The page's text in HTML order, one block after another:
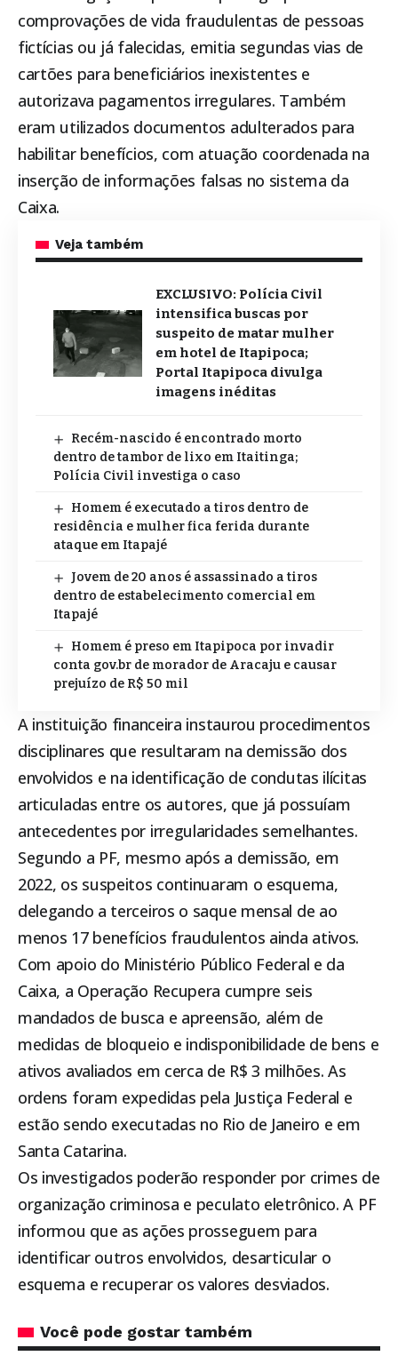
comprovações de vida fraudulentas de pessoas
fictícias ou já falecidas, emitia segundas vias de
cartões para beneficiários inexistentes e
autorizava pagamentos irregulares. Também
eram utilizados documentos adulterados para
habilitar benefícios, com atuação coordenada na
inserção de informações falsas no sistema da
Caixa.
Veja também
EXCLUSIVO: Polícia Civil
intensifica buscas por
suspeito de matar mulher
em hotel de Itapipoca;
Portal Itapipoca divulga
imagens inéditas
Recém-nascido é encontrado morto
dentro de tambor de lixo em Itaitinga;
Polícia Civil investiga o caso
Homem é executado a tiros dentro de
residência e mulher fica ferida durante
ataque em Itapajé
Jovem de 20 anos é assassinado a tiros
dentro de estabelecimento comercial em
Itapajé
Homem é preso em Itapipoca por invadir
conta gov.br de morador de Aracaju e causar
prejuízo de R$ 50 mil
A instituição financeira instaurou procedimentos
disciplinares que resultaram na demissão dos
envolvidos e na identificação de condutas ilícitas
articuladas entre os autores, que já possuíam
antecedentes por irregularidades semelhantes.
Segundo a PF, mesmo após a demissão, em
2022, os suspeitos continuaram o esquema,
delegando a terceiros o saque mensal de ao
menos 17 benefícios fraudulentos ainda ativos.
Com apoio do Ministério Público Federal e da
Caixa, a Operação Recupera cumpre seis
mandados de busca e apreensão, além de
medidas de bloqueio e indisponibilidade de bens e
ativos avaliados em cerca de R$ 3 milhões. As
ordens foram expedidas pela Justiça Federal e
estão sendo executadas no Rio de Janeiro e em
Santa Catarina.
Os investigados poderão responder por crimes de
organização criminosa e peculato eletrônico. A PF
informou que as ações prosseguem para
identificar outros envolvidos, desarticular o
esquema e recuperar os valores desviados.
Você pode gostar também